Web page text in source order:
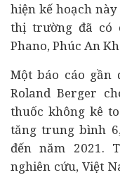
hiện kế hoạch
thị trường đã có
Phano, Phúc An
Một báo cáo gần
Roland Berger
thuốc không kê
tăng trung bình
đến năm 2021.
nghiên cứu, Việt